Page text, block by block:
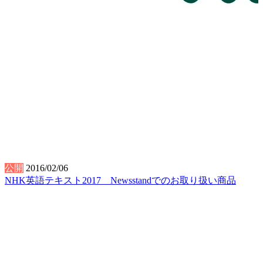
公開 2016/02/06
NHK英語テキスト2017 Newsstandでのお取り扱い商品